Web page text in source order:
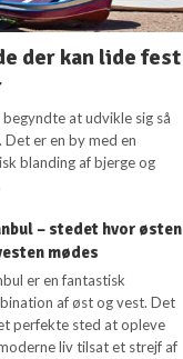
der kan lide fest
at udvikle sig så
Det er en by med en
blanding af bjerge og
– stedet hvor østen
mødes
er en fantastisk
af øst og vest. Det
perfekte sted at opleve
liv tilsat et strejf af